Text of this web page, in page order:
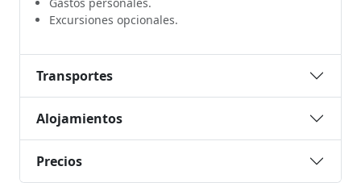
Gastos personales.
Excursiones opcionales.
Transportes
Alojamientos
Precios